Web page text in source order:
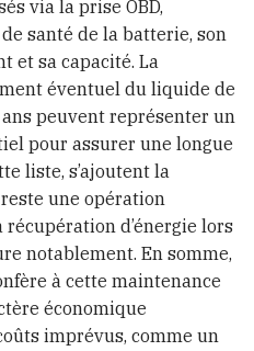
via la prise OBD,
santé de la batterie, son
et sa capacité. La
éventuel du liquide de
peuvent représenter un
pour assurer une longue
liste, s’ajoutent la
une opération
d’énergie lors
notablement. En somme,
à cette maintenance
économique
imprévus, comme un